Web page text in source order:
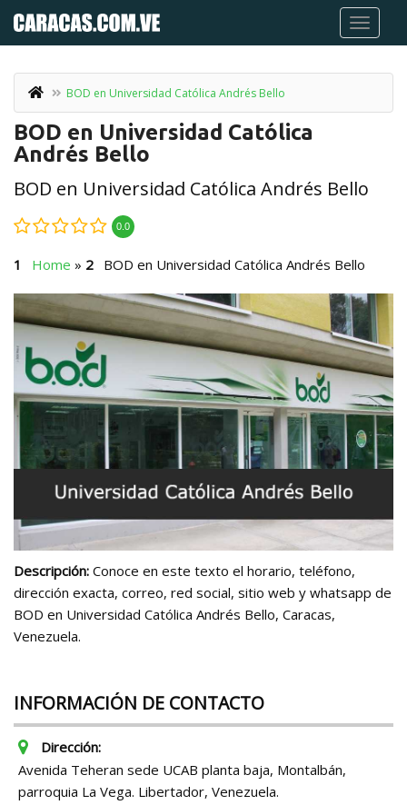
BOD en Universidad Católica Andrés Bello
BOD en Universidad Católica
Andrés Bello
BOD en Universidad Católica Andrés Bello
0.0
Home » BOD en Universidad Católica Andrés Bello
Descripción: Conoce en este texto el horario, teléfono,
dirección exacta, correo, red social, sitio web y whatsapp de
BOD en Universidad Católica Andrés Bello, Caracas,
Venezuela.
INFORMACIÓN DE CONTACTO
Dirección:
Avenida Teheran sede UCAB planta baja, Montalbán,
parroquia La Vega. Libertador, Venezuela.